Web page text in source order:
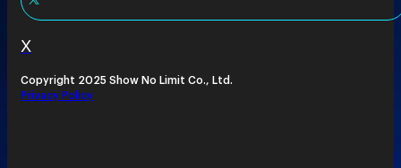
X
Copyright 2025 Show No Limit Co., Ltd.
Privacy Policy